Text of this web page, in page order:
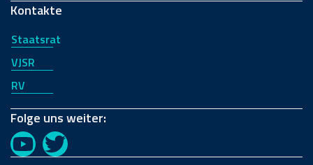
Kontakte
Staatsrat
VJSR
RV
Folge uns weiter:
YouTubeTwitter